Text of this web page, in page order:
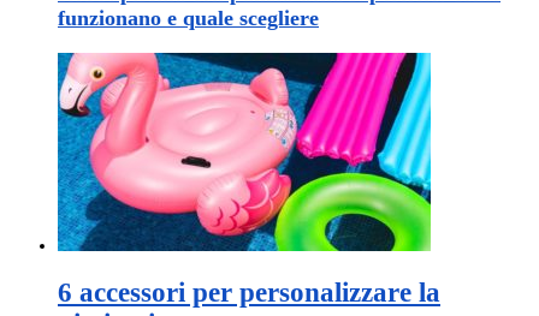
funzionano e quale scegliere
6 accessori per personalizzare la